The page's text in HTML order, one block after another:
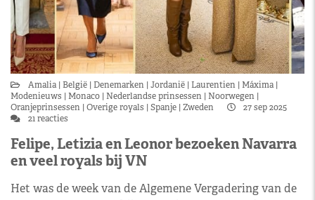
Amalia België Denemarken Jordanië Laurentien Máxima
Modenieuws
Monaco Nederlandse prinsessen Noorwegen
Oranjeprinsessen Overige royals Spanje Zweden
27 sep 2025
21 reacties
Felipe, Letizia en Leonor bezoeken Navarra
en veel royals bij VN
Het was de week van de Algemene Vergadering van de